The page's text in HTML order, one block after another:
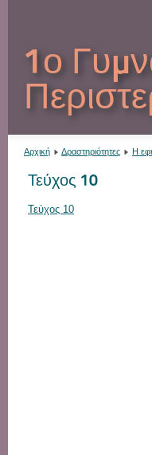
1ο
Αρχική Δραστηριότητες Η
Τεύχος 10
Τεύχος 10